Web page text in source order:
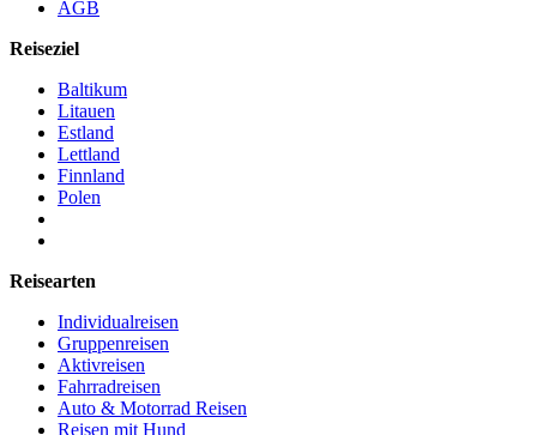
AGB
Reiseziel
Baltikum
Litauen
Estland
Lettland
Finnland
Polen
Reisearten
Individualreisen
Gruppenreisen
Aktivreisen
Fahrradreisen
Auto & Motorrad Reisen
Reisen mit Hund